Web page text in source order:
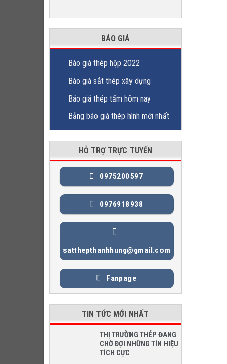
BÁO GIÁ
Báo giá thép hộp 2022
Báo giá sắt thép xây dựng
Báo giá thép tấm hôm nay
Bảng báo giá thép hình mới nhất
HỖ TRỢ TRỰC TUYẾN
0975200597
0976918938
satthepthanhhung@gmail.com
Fanpage
TIN TỨC MỚI NHẤT
THỊ TRƯỜNG THÉP ĐANG
CHỜ ĐỢI NHỮNG TÍN HIỆU
TÍCH CỰC